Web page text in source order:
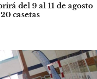
del 9 al 11 de agosto
casetas